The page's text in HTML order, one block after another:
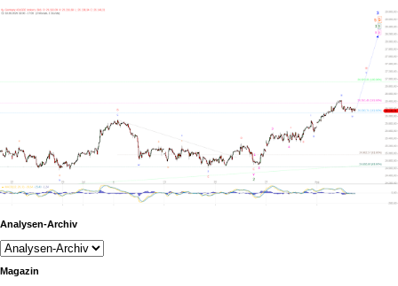
Analysen-Archiv
Magazin